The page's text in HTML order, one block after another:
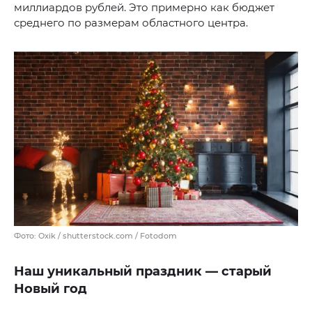
миллиардов рублей. Это примерно как бюджет
среднего по размерам областного центра.
Фото: Oxik / shutterstock.com / Fotodom
Наш уникальный праздник — старый
Новый год